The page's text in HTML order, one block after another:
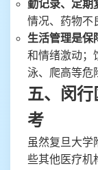
勤记录、定期
情况、药物不
生活管理是保
和情绪激动；
泳、爬高等危
五、闵
考
虽然复旦大学
些其他医疗机